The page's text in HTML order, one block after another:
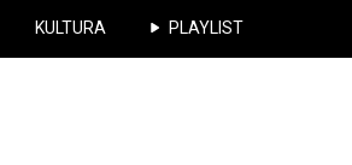
KULTURA PLAYLIST